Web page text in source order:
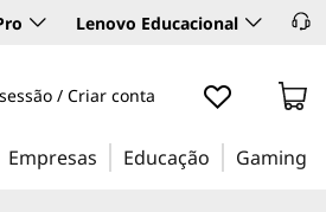
Lenovo Educacional
/ Criar conta
Empresas Educação Gaming